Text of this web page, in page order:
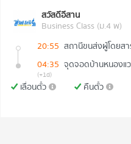
สวัสดีอีสาน
Business Class (ม.4 พ)
20:55 สถานีขนส่งผู้โดยส
04:35 จุดจอดบ้านหนองแ
(+1d)
เลื่อนตั๋ว คืนตั๋ว